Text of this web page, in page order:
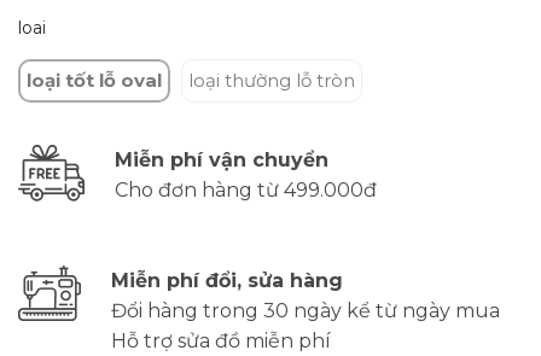
loai
loại tốt lỗ oval loại thường lỗ tròn
Miễn phí vận chuyển
Cho đơn hàng từ 499.000đ
Miễn phí đổi, sửa hàng
Đổi hàng trong 30 ngày kể từ ngày mua
Hỗ trợ sửa đồ miễn phí